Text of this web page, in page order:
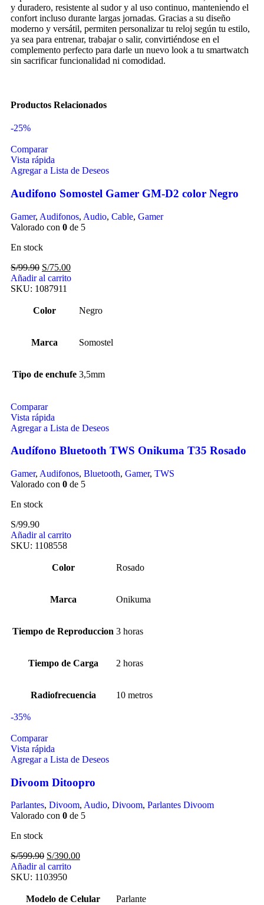
y duradero, resistente al sudor y al uso continuo, manteniendo el
confort incluso durante largas jornadas. Gracias a su diseño
moderno y versátil, permiten personalizar tu reloj según tu estilo,
ya sea para entrenar, trabajar o salir, convirtiéndose en el
complemento perfecto para darle un nuevo look a tu smartwatch
sin sacrificar funcionalidad ni comodidad.
Productos Relacionados
-25%
Comparar
Vista rápida
Agregar a Lista de Deseos
Audifono Somostel Gamer GM-D2 color Negro
Gamer, Audifonos, Audio, Cable, Gamer
Valorado con 0 de 5
En stock
S/99.90 S/75.00
Añadir al carrito
SKU: 1087911
Color Negro
Marca Somostel
Tipo de enchufe 3,5mm
Comparar
Vista rápida
Agregar a Lista de Deseos
Audífono Bluetooth TWS Onikuma T35 Rosado
Gamer, Audifonos, Bluetooth, Gamer, TWS
Valorado con 0 de 5
En stock
S/99.90
Añadir al carrito
SKU: 1108558
Color Rosado
Marca Onikuma
Tiempo de Reproduccion 3 horas
Tiempo de Carga 2 horas
Radiofrecuencia 10 metros
-35%
Comparar
Vista rápida
Agregar a Lista de Deseos
Divoom Ditoopro
Parlantes, Divoom, Audio, Divoom, Parlantes Divoom
Valorado con 0 de 5
En stock
S/599.90 S/390.00
Añadir al carrito
SKU: 1103950
Modelo de Celular Parlante